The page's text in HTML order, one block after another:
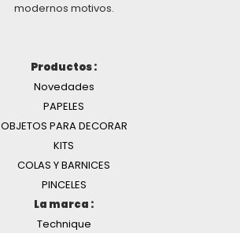
modernos motivos.
Productos :
Novedades
PAPELES
OBJETOS PARA DECORAR
KITS
COLAS Y BARNICES
PINCELES
La marca :
Technique